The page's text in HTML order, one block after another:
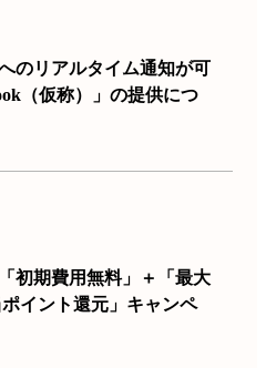
のリアルタイム通知が可
（仮称）」の提供につ
初期費用無料」＋「最大
イント還元」キャンペ